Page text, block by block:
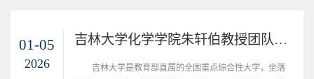
年01月08
01-05
2026
吉林大学化学学院朱轩伯教授团队博士后招聘启事
吉林大学是教育部直属的全国重点综合性大学，坐落